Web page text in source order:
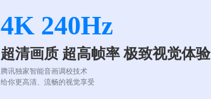
4K 240Hz
超清画质 超高帧率 极致视觉体验
腾讯独家智能音画调校技术
给你更高清、流畅的视觉享受